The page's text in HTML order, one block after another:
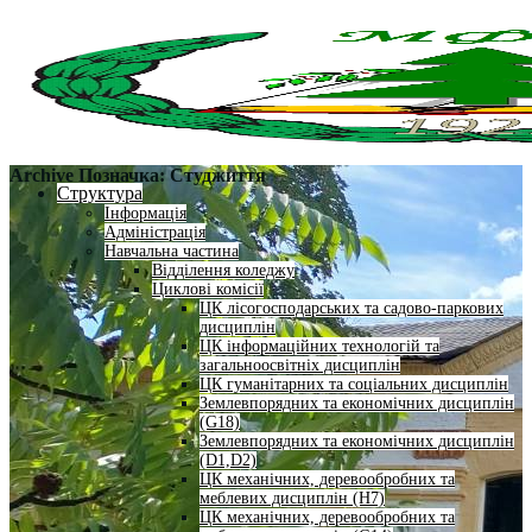
Структура
Інформація
Адміністрація
Навчальна частина
Відділення коледжу
Циклові комісії
ЦК лісогосподарських та садово-паркових
дисциплін
ЦК інформаційних технологій та
загальноосвітніх дисциплін
ЦК гуманітарних та соціальних дисциплін
Землевпорядних та економічних дисциплін
(G18)
Землевпорядних та економічних дисциплін
(D1,D2)
ЦК механічних, деревообробних та
меблевих дисциплін (H7)
ЦК механічних, деревообробних та
Archive Позначка:Студжиття